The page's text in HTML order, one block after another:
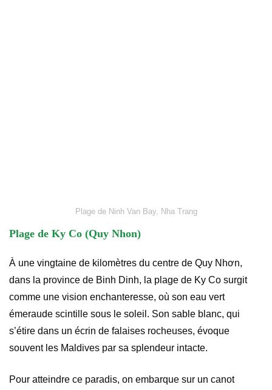
Plage de Ninh Van Bay, Nha Trang
Plage de Ky Co (Quy Nhon)
À une vingtaine de kilomètres du centre de Quy Nhơn,
dans la province de Binh Dinh, la plage de Ky Co surgit
comme une vision enchanteresse, où son eau vert
émeraude scintille sous le soleil. Son sable blanc, qui
s’étire dans un écrin de falaises rocheuses, évoque
souvent les Maldives par sa splendeur intacte.
Pour atteindre ce paradis, on embarque sur un canot